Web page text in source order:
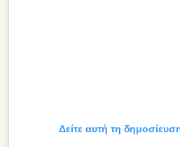
Δείτε αυτή τη